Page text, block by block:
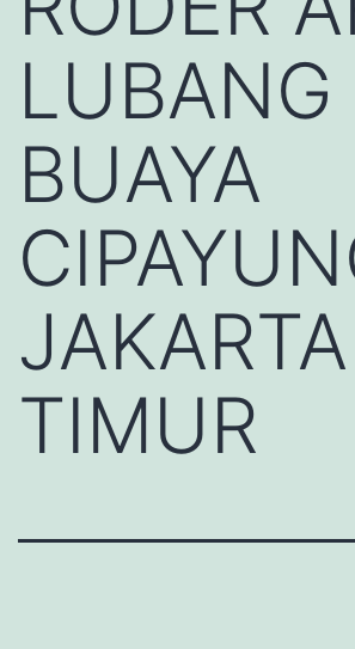
LUBANG
BUAYA
JAKARTA
TIMUR